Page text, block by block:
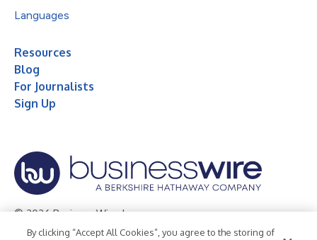
Languages
Resources
Blog
For Journalists
Sign Up
© 2026 Business Wire, Inc.
By clicking “Accept All Cookies”, you agree to the storing of